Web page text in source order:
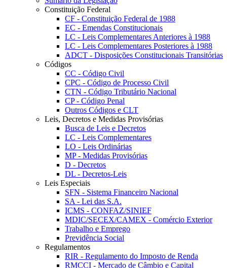
Constituição Federal
CF - Constituição Federal de 1988
EC - Emendas Constitucionais
LC - Leis Complementares Anteriores à 1988
LC - Leis Complementares Posteriores à 1988
ADCT - Disposições Constitucionais Transitórias
Códigos
CC - Código Civil
CPC - Código de Processo Civil
CTN - Código Tributário Nacional
CP - Código Penal
Outros Códigos e CLT
Leis, Decretos e Medidas Provisórias
Busca de Leis e Decretos
LC - Leis Complementares
LO - Leis Ordinárias
MP - Medidas Provisórias
D - Decretos
DL - Decretos-Leis
Leis Especiais
SFN - Sistema Financeiro Nacional
SA - Lei das S.A.
ICMS - CONFAZ/SINIEF
MDIC/SECEX/CAMEX - Comércio Exterior
Trabalho e Emprego
Previdência Social
Regulamentos
RIR - Regulamento do Imposto de Renda
RMCCI - Mercado de Câmbio e Capital